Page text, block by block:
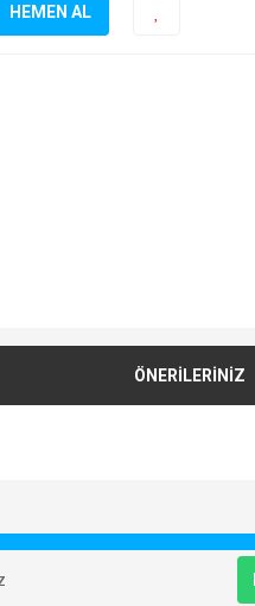
HEMEN AL
ÖNERİLERİNİZ